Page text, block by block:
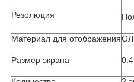
Резолюция
Материал для отображения
Размер экрана